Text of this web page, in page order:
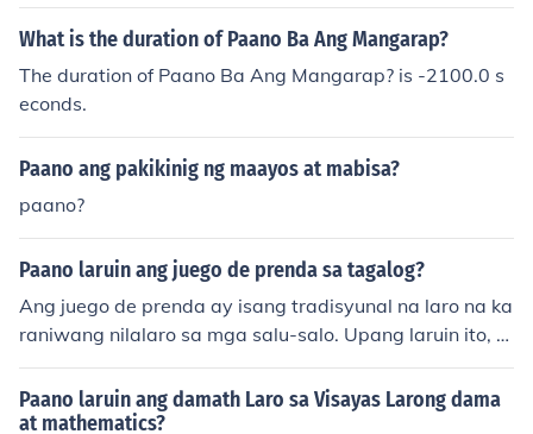
ng panalo. Mahalaga ang teamwork at pagtutulungan
kung ito ay nilalaro ng mga grupo.
What is the duration of Paano Ba Ang Mangarap?
The duration of Paano Ba Ang Mangarap? is -2100.0 s
econds.
Paano ang pakikinig ng maayos at mabisa?
paano?
Paano laruin ang juego de prenda sa tagalog?
Ang juego de prenda ay isang tradisyunal na laro na ka
raniwang nilalaro sa mga salu-salo. Upang laruin ito, k
ailangan ang mga kalahok ay may mga premyo o &quo
t;prenda&quot; na maaaring ipagpalit o ipakita. Ang m
ga manlalaro ay dapat magsagawa ng mga hamon o g
Paano laruin ang damath Laro sa Visayas Larong dama
at mathematics?